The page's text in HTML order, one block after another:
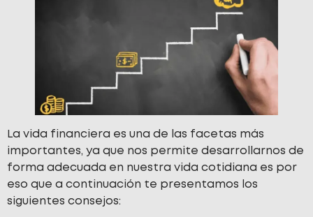
La vida financiera es una de las facetas más
importantes, ya que nos permite desarrollarnos de
forma adecuada en nuestra vida cotidiana es por
eso que a continuación te presentamos los
siguientes consejos: